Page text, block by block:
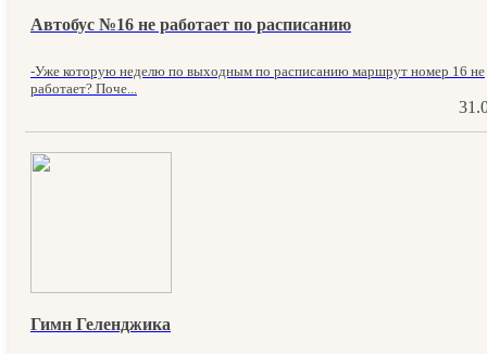
Автобус №16 не работает по расписанию
-Уже которую неделю по выходным по расписанию маршрут номер 16 не
работает? Поче...
Гимн Геленджика